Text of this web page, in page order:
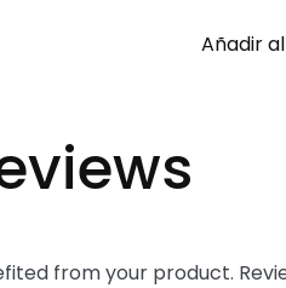
Añadir
from your product.